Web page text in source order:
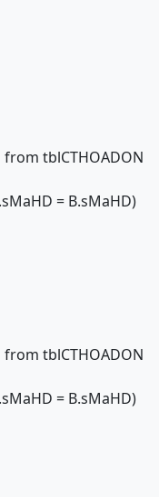
from tblCTHOADON
= B.sMaHD)
from tblCTHOADON
= B.sMaHD)